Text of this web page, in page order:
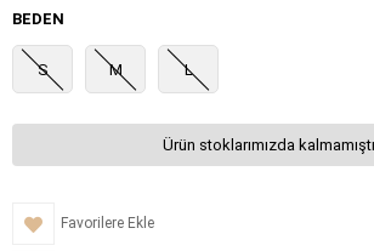
BEDEN
S M L
Ürün stoklarımızda
Favorilere Ekle